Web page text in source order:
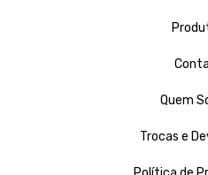
Quem
Trocas e